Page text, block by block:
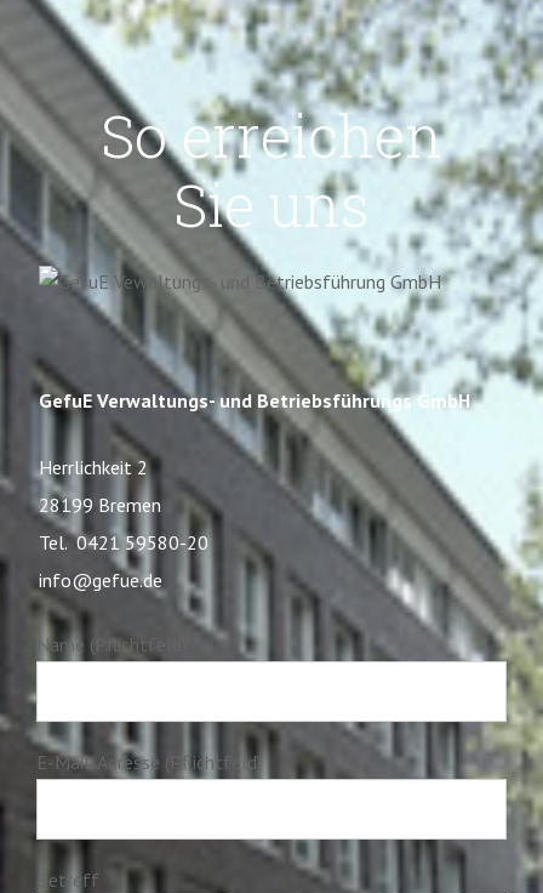
So erreichen
Sie uns
GefuE Verwaltungs- und Betriebsführungs GmbH
Herrlichkeit 2
28199 Bremen
Tel. 0421 59580-20
info@gefue.de
Name (Pflichtfeld)
E-Mail-Adresse (Pflichtfeld)
Betreff